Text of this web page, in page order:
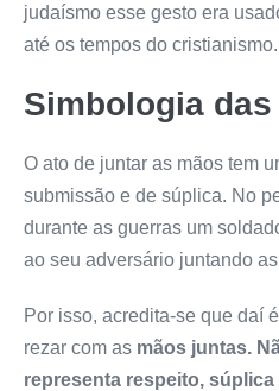
judaísmo esse gesto era
até os tempos do cristianismo.
Simbologia das
O ato de juntar as mãos tem
submissão e de súplica. No
durante as guerras um
ao seu adversário juntando
Por isso, acredita-se que daí
rezar com as mãos juntas.
representa respeito,